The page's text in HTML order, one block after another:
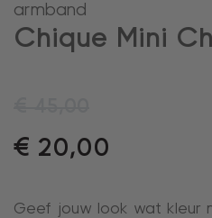
armband
Chique Mini
€ 20,00
Geef jouw look wat kleur